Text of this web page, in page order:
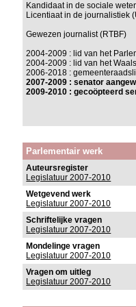
Kandidaat in de sociale
Licentiaat in de journalistiek
Gewezen journalist (RTBF)
2004-2009 : lid van het
2004-2009 : lid van het
2006-2018 :
2007-2009 : senator
2009-2010 : gecoöpteerd
Parlementair werk
Auteursregister
Legislatuur 2007-2010
Wetgevend werk
Legislatuur 2007-2010
Schriftelijke vragen
Legislatuur 2007-2010
Mondelinge vragen
Legislatuur 2007-2010
Vragen om uitleg
Legislatuur 2007-2010